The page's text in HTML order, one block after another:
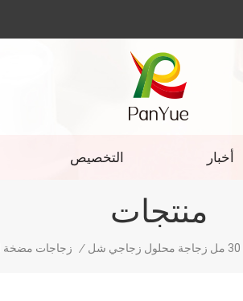
التخصيص أخبار
منتجات
زجاجات مضخة /